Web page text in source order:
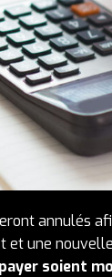
annulés
et une
soient